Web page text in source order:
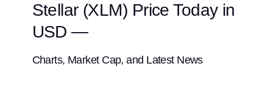
Stellar (XLM) Price Today in
USD —
Charts, Market Cap, and Latest News